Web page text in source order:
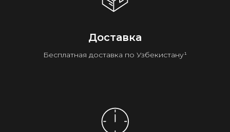
Доставка
Бесплатная доставка по Узбекистану¹